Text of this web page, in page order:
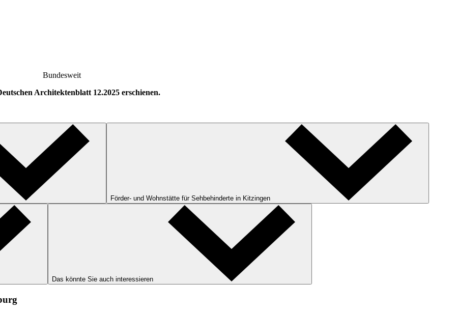
Bundesweit
Architektenblatt 12.2025 erschienen.
Förder- und Wohnstätte für Sehbehinderte in Kitzingen
Das könnte Sie auch interessieren